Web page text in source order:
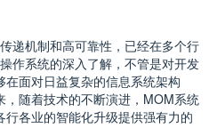
递机制和高可靠性，已经在多个行
作系统的深入了解，不管是对开发
面对日益复杂的信息系统架构
随着技术的不断演进，MOM系统
各业的智能化升级提供强有力的